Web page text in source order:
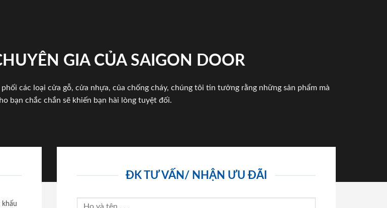
GIA CỦA SAIGON DOOR
các loại cửa gỗ, cửa nhựa, của chống cháy, chúng tôi tin tưởng rằng những sản phẩm mà
bạn chắc chắn sẽ khiến bạn hài lòng tuyệt đối.
ĐK TƯ VẤN/ NHẬN ƯU ĐÃI